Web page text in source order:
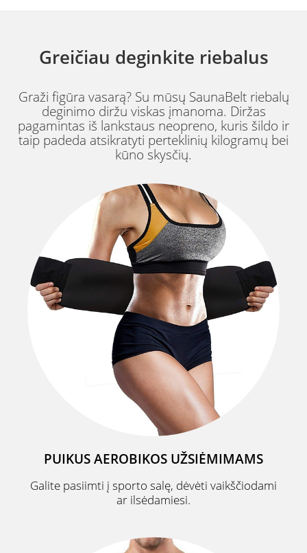
Greičiau deginkite riebalus
Graži figūra vasarą? Su mūsų SaunaBelt riebalų
deginimo diržu viskas įmanoma. Diržas
pagamintas iš lankstaus neopreno, kuris šildo ir
taip padeda atsikratyti perteklinių kilogramų bei
kūno skysčių.
PUIKUS AEROBIKOS UŽSIĖMIMAMS
Galite pasiimti į sporto salę, dėvėti vaikščiodami
ar ilsėdamiesi.